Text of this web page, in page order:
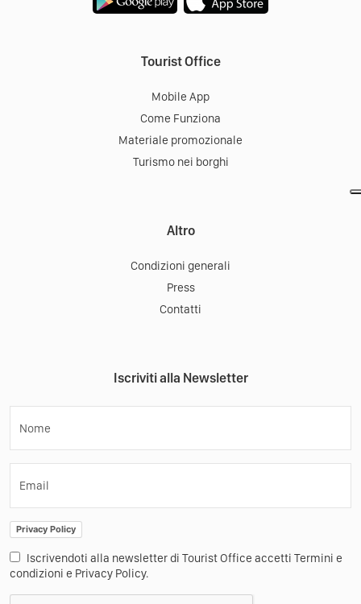
Tourist Office
Mobile App
Come Funziona
Materiale promozionale
Turismo nei borghi
Altro
Condizioni generali
Press
Contatti
Iscriviti alla Newsletter
Nome
Email
Privacy Policy
Iscrivendoti alla newsletter di Tourist Office accetti Termini e
condizioni e Privacy Policy.